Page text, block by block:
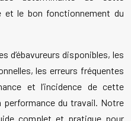
et le bon fonctionnement du
d’ébavureurs disponibles, les
les erreurs fréquentes
et l’incidence de cette
du travail. Notre
complet et pratique pour